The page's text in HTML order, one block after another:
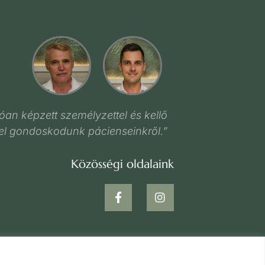
képzett személyzettel és kellő
gondoskodunk pácienseinkről.”
Közösségi oldalaink